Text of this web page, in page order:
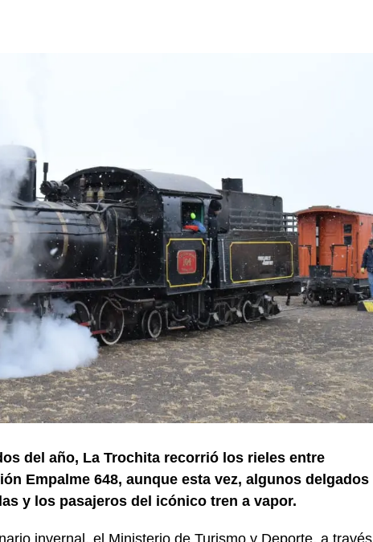
del año, La Trochita recorrió los rieles entre
Empalme 648, aunque esta vez, algunos delgados
y los pasajeros del icónico tren a vapor.
invernal, el Ministerio de Turismo y Deporte, a través